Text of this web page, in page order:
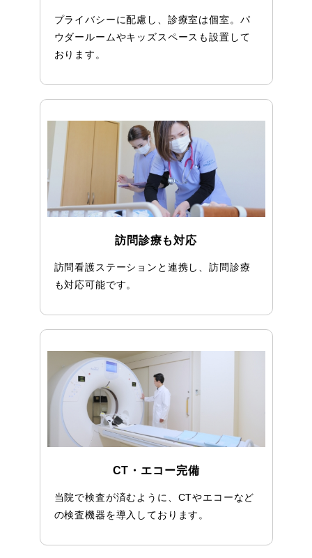
プライバシーに配慮し、診療室は個室。パ
ウダールームやキッズスペースも設置して
おります。
訪問診療も対応
訪問看護ステーションと連携し、訪問診療
も対応可能です。
CT・エコー完備
当院で検査が済むように、CTやエコーなど
の検査機器を導入しております。